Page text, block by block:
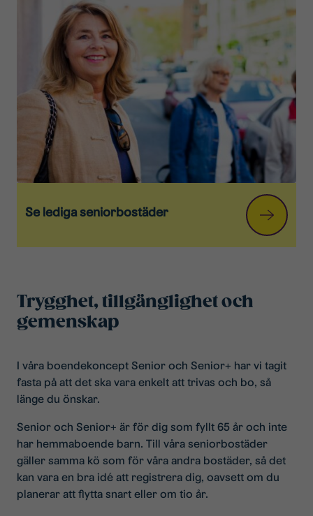
Se lediga seniorbostäder
Trygghet, tillgänglighet och
gemenskap
I våra boendekoncept Senior och Senior+ har vi tagit
fasta på att det ska vara enkelt att trivas och bo, så
länge du önskar.
Senior och Senior+ är för dig som fyllt 65 år och inte
har hemmaboende barn. ​Till våra seniorbostäder
gäller samma kö som för våra andra bostäder, så det
kan vara en bra idé att registrera dig, oavsett om du
planerar att flytta snart eller om tio år.